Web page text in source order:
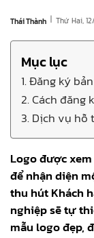
Thái Thành | Thứ Hai,
Mục lục
1. Đăng ký
2. Cách đăng
3. Dịch vụ hỗ
Logo được
để nhận diện
thu hút Khách
nghiệp sẽ tự
mẫu logo đẹp,